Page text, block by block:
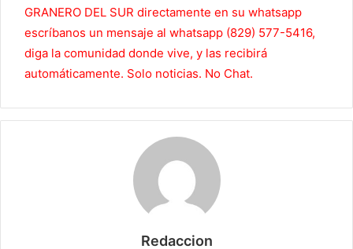
GRANERO DEL SUR directamente en su whatsapp
escríbanos un mensaje al whatsapp (829) 577-5416,
diga la comunidad donde vive, y las recibirá
automáticamente. Solo noticias. No Chat.
Redaccion